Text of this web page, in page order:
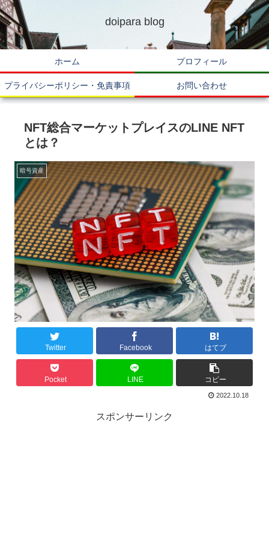
doipara blog
ホーム プロフィール
プライバシーポリシー・免責事項 お問い合わせ
NFT総合マーケットプレイスのLINE NFT
とは？
暗号資産
Twitter Facebook はてブ
Pocket LINE コピー
2022.10.18
スポンサーリンク